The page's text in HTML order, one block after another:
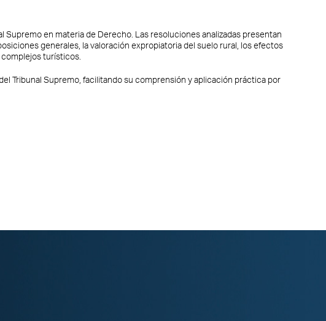
en materia de Derecho. Las resoluciones analizadas presentan
generales, la valoración expropiatoria del suelo rural, los efectos
complejos turísticos.
Tribunal Supremo, facilitando su comprensión y aplicación práctica por